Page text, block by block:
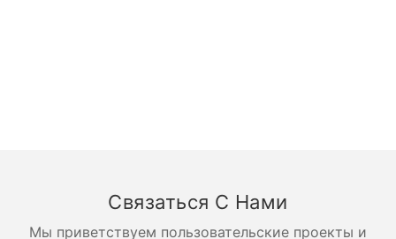
Связаться С Нами
Мы приветствуем пользовательские проекты и